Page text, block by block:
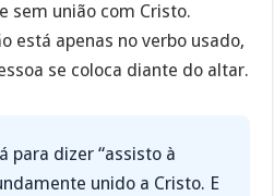
sem união com Cristo.
está apenas no verbo usado,
se coloca diante do altar.
para dizer “assisto à
unido a Cristo. E